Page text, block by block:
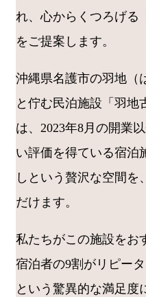
れ、心からくつろげる
をご提案します。
沖縄県名護市の羽地（
と佇む民泊施設「羽地
は、2023年8月の開業
い評価を得ている宿泊
しという贅沢な空間を
だけます。
私たちがこの施設をお
宿泊者の9割がリピー
という驚異的な満足度